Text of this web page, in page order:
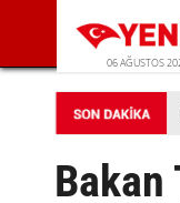
06 AĞUSTOS
Bakan